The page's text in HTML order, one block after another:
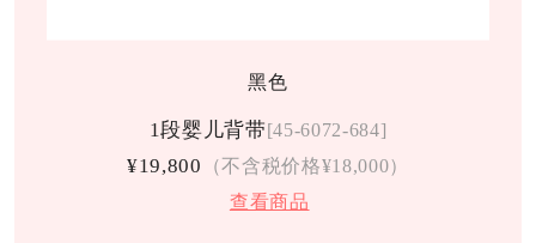
黑色
1段婴儿背带[45-6072-684]
¥19,800 （不含税价格¥18,000）
查看商品